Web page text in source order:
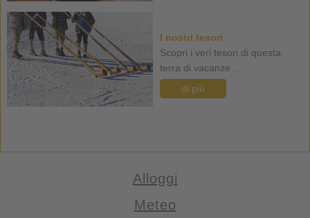
I nostri tesori
Scopri i veri tesori di questa
terra di vacanze ...
di più
Alloggi
Meteo